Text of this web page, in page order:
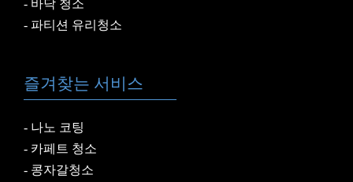
바닥 청소
파티션 유리청소
즐겨찾는 서비스
나노 코팅
카페트 청소
콩자갈청소